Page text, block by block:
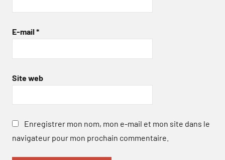
E-mail *
Site web
Enregistrer mon nom, mon e-mail et mon site dans le
navigateur pour mon prochain commentaire.